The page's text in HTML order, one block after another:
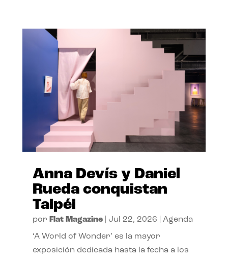
Anna Devís y Daniel
Rueda conquistan
Taipéi
por Flat Magazine| Jul 22, 2026 Agenda
‘A World of Wonder’ es la mayor
exposición dedicada hasta la fecha a los